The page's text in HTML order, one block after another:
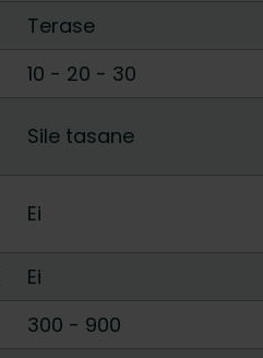
Terase
10 - 20 - 30
Sile tasane
Ei
Ei
300 - 900